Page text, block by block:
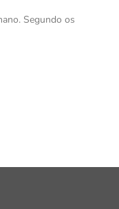
Segundo os